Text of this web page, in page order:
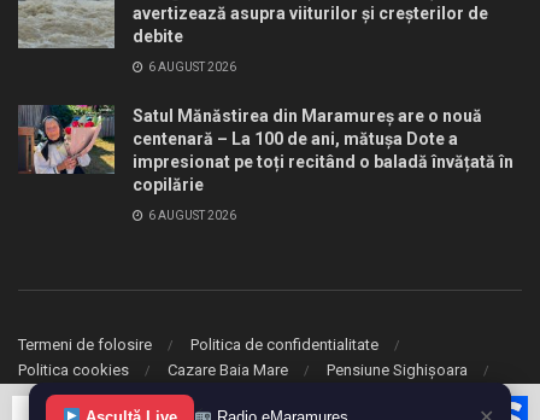
avertizează asupra viiturilor și creșterilor de
debite
6 AUGUST 2026
Satul Mănăstirea din Maramureș are o nouă
centenară – La 100 de ani, mătușa Dote a
impresionat pe toți recitând o baladă învățată în
copilărie
6 AUGUST 2026
Termeni de folosire
Politica de confidentialitate
Politica cookies
Cazare Baia Mare Pensiune Sighișoara
© 2020 eMaramures. Toate drepturile rezervate.